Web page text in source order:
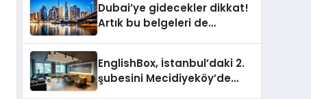
Dubai’ye gidecekler dikkat!
Artık bu belgeleri de
EnglishBox, İstanbul’daki 2.
şubesini Mecidiyeköy’de